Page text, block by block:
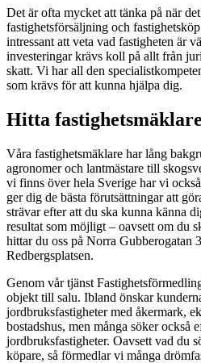
Det är ofta mycket att tänka på när
fastighetsförsäljning och
intressant att veta vad fastigheten är
investeringar krävs koll på allt från
skatt. Vi har all den
som krävs för att kunna hjälpa dig.
Hitta
Våra fastighetsmäklare har lång
agronomer och lantmästare till
vi finns över hela Sverige har vi
ger dig de bästa förutsättningar att
strävar efter att du ska kunna känna
resultat som möjligt – oavsett om du
hittar du oss på Norra Gubberogatan
Redbergsplatsen.
Genom vår tjänst
objekt till salu. Ibland önskar
jordbruksfastigheter med åkermark,
bostadshus, men många söker också
jordbruksfastigheter. Oavsett vad du
köpare, så förmedlar vi många